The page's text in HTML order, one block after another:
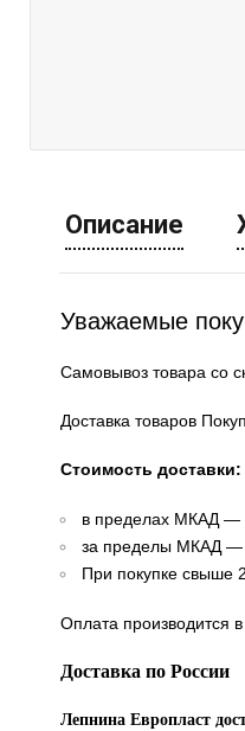
Описание
Уважаемые
Самовывоз товара со
Доставка товаров
Стоимость
в пределах МКАД —
за пределы МКАД —
При покупке свыше
Оплата производится
Доставка по России
Лепнина Европласт